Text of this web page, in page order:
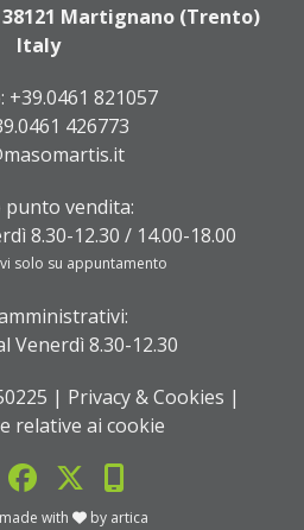
38121 Martignano (Trento)
Italy
+39.0461 821057
426773
vendita:
8.30-12.30 / 14.00-18.00
solo su appuntamento
Venerdì 8.30-12.30
| Privacy & Cookies |
relative ai cookie
with by artica